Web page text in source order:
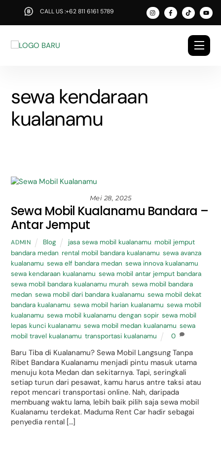
content
CALL US :+62 811 6161 5789
sewa kendaraan
kualanamu
Mei 28, 2025
Sewa Mobil Kualanamu Bandara –
Antar Jemput
ADMIN Blog jasa sewa mobil kualanamu mobil jemput
bandara medan rental mobil bandara kualanamu ,sewa avanza
kualanamu ,sewa elf bandara medan ,sewa innova kualanamu
sewa kendaraan kualanamu ,sewa mobil antar jemput bandara
sewa mobil bandara kualanamu murah ,sewa mobil bandara
medan ,sewa mobil dari bandara kualanamu ,sewa mobil dekat
bandara kualanamu ,sewa mobil harian kualanamu ,sewa mobil
kualanamu ,sewa mobil kualanamu dengan sopir ,sewa mobil
lepas kunci kualanamu ,sewa mobil medan kualanamu ,sewa
mobil travel kualanamu ,transportasi kualanamu 0
Baru Tiba di Kualanamu? Sewa Mobil Langsung Tanpa
Ribet Bandara Kualanamu menjadi pintu masuk utama
menuju kota Medan dan sekitarnya. Tapi, seringkali
setiap turun dari pesawat, kamu harus antre taksi atau
repot mencari transportasi online. Nah, daripada
membuang waktu lama, lebih baik pilih saja sewa mobil
Kualanamu terdekat. Maduma Rent Car hadir sebagai
penyedia rental […]